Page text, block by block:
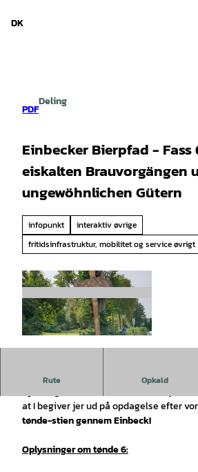
DK
PDF
Deling
Einbecker Bierpfad - Fass
eiskalten Brauvorgängen
ungewöhnlichen Gütern
infopunkt
interaktiv øvrige
fritidsinfrastruktur, mobilitet og service øvrigt
Rute Opkald
Vil du gerne lære voldene at kende
at I begiver jer ud på opdagelse efter
tønde-stien gennem Einbeck!
Oplysninger om tønde 6: